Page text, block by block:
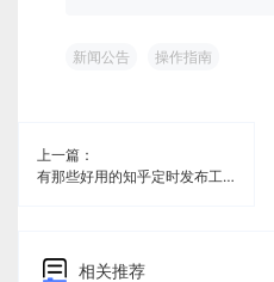
新闻公告 操作指南
上一篇：
有那些好用的知乎定时发布工具《闲人新媒体管家》
相关推荐